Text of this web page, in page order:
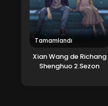
Tamamlandı
Xian Wang de Richang
Shenghuo 2.Sezon